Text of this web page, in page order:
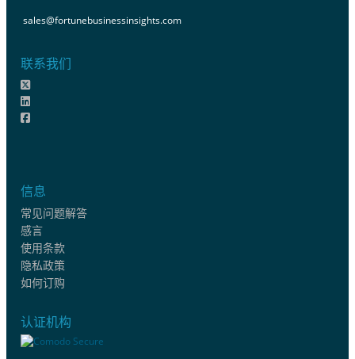
sales@fortunebusinessinsights.com
联系我们
信息
常见问题解答
感言
使用条款
隐私政策
如何订购
认证机构